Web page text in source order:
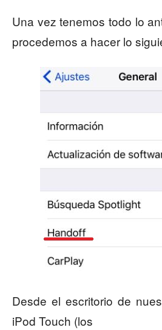
Una vez tenemos todo lo
procedemos a hacer lo
Desde el escritorio de
iPod Touch (los